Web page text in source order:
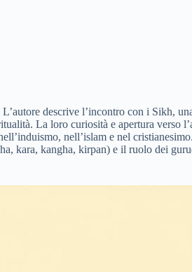
descrive l’incontro con i Sikh,
La loro curiosità e apertura
nell’islam e nel
kara, kangha, kirpan) e il ruolo dei